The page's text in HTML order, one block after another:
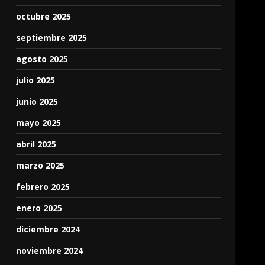
octubre 2025
septiembre 2025
agosto 2025
julio 2025
junio 2025
mayo 2025
abril 2025
marzo 2025
febrero 2025
enero 2025
diciembre 2024
noviembre 2024